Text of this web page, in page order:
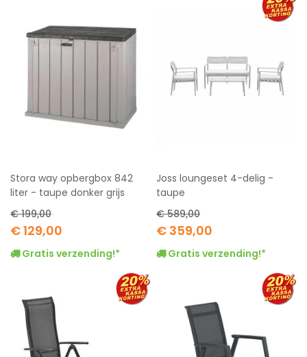
Stora way opbergbox 842
liter - taupe donker grijs
Special
Price
€ 129,00
€ 199,00
Gratis verzending!*
Joss loungeset 4-delig -
taupe
Special
Price
€ 359,00
€ 589,00
Gratis verzending!*